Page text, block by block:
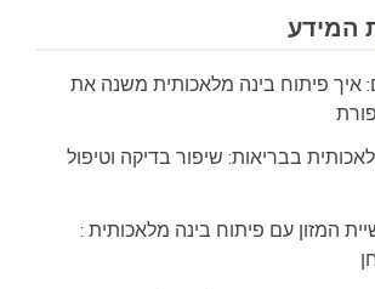
המידע
איך פיתוח בינה מלאכותית משנה את
בבריאות: שיפור בדיקה וטיפול
המזון עם פיתוח בינה מלאכותית :